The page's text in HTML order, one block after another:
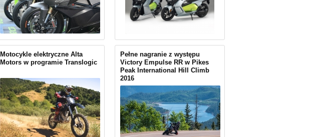
Motocykle elektryczne Alta
Motors w programie Translogic
Pełne nagranie z występu
Victory Empulse RR w Pikes
Peak International Hill Climb
2016